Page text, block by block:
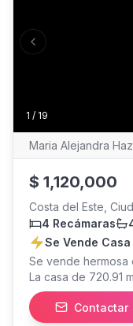
1 / 19
Previous slide
Maria Alejandra
$ 1,120,000
Costa del Este,
4 Recámaras
Se Vende
Se vende hermosa
La casa de 720.91
manera: cuatro (4)
comedor,Contactar